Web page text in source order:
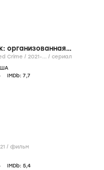
организованная
Law & Order: Organized Crime / 2021-... / сериал
IMDb: 7,7
/ фильм
IMDb: 5,4